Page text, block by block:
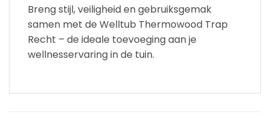
Breng stijl, veiligheid en gebruiksgemak
samen met de Welltub Thermowood Trap
Recht – de ideale toevoeging aan je
wellnesservaring in de tuin.